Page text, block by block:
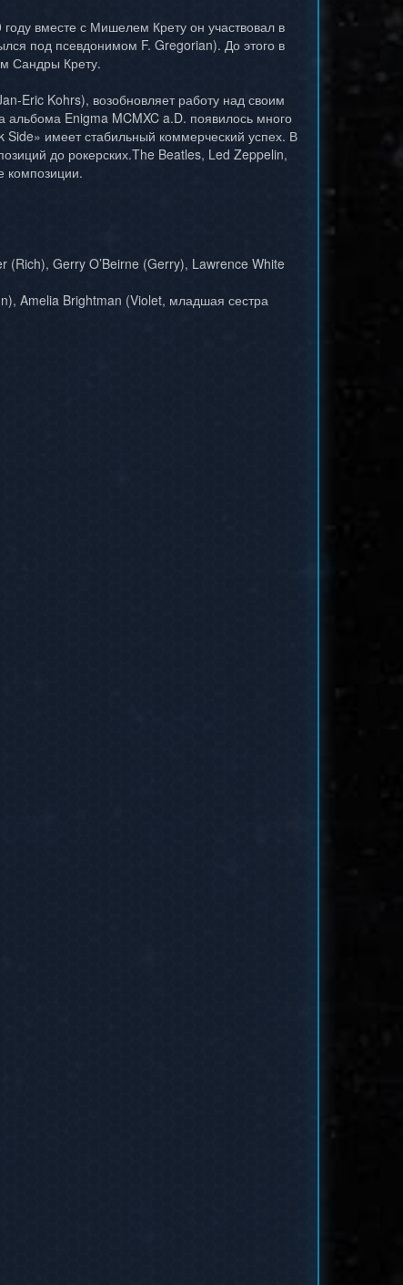
вместе с Мишелем Крету он участвовал в
под псевдонимом F. Gregorian). До этого в
Сандры Крету.
Eric Kohrs), возобновляет работу над своим
альбома Enigma MCMXC a.D. появилось много
имеет стабильный коммерческий успех. В
до рокерских.The Beatles, Led Zeppelin,
композиции.
Gerry O’Beirne (Gerry), Lawrence White
Amelia Brightman (Violet, младшая сестра